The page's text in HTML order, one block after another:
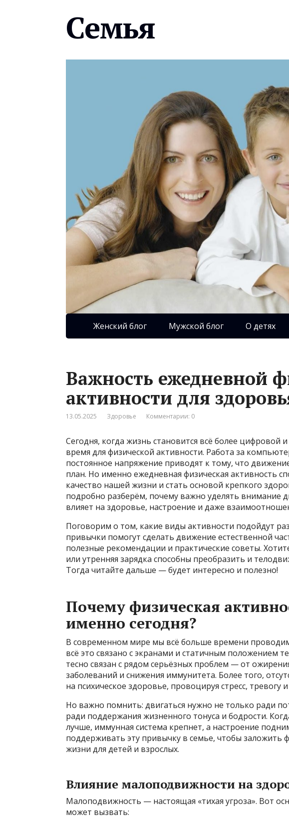
Семья
Женский блог Мужской блог О детях
Важность ежедневной
активности для
13.05.2025 Здоровье Комментарии: 0
Сегодня, когда жизнь становится всё более цифровой
время для физической активности. Работа за
постоянное напряжение приводят к тому, что
план. Но именно ежедневная физическая активность
качество нашей жизни и стать основой крепкого
подробно разберём, почему важно уделять внимание
влияет на здоровье, настроение и даже
Поговорим о том, какие виды активности подойдут
привычки помогут сделать движение естественной
полезные рекомендации и практические советы.
или утренняя зарядка способны преобразить и
Тогда читайте дальше — будет интересно и полезно!
Почему физическая
именно сегодня?
В современном мире мы всё больше времени
всё это связано с экранами и статичным положением
тесно связан с рядом серьёзных проблем — от
заболеваний и снижения иммунитета. Более того,
на психическое здоровье, провоцируя стресс, тревогу
Но важно помнить: двигаться нужно не только ради
ради поддержания жизненного тонуса и бодрости.
лучше, иммунная система крепнет, а настроение
поддерживать эту привычку в семье, чтобы заложить
жизни для детей и взрослых.
Влияние малоподвижности на
Малоподвижность — настоящая «тихая угроза». Вот
может вызвать: